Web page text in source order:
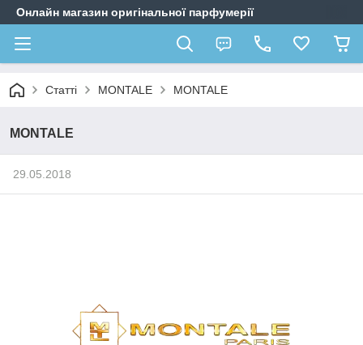
Онлайн магазин оригінальної парфумерії
Статті MONTALE MONTALE
MONTALE
29.05.2018